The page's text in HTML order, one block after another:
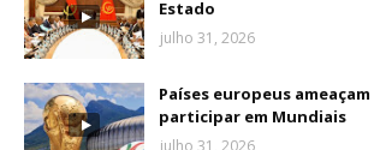
Estado
julho 31, 2026
Países europeus
participar em Mundiais